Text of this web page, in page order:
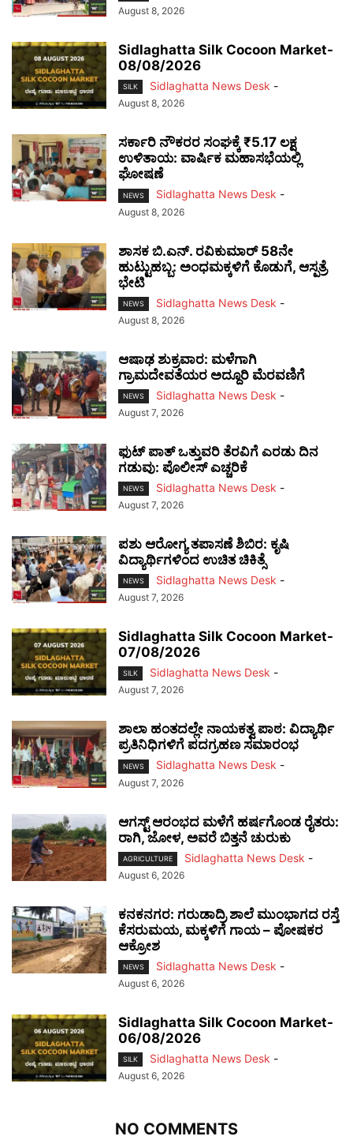
August 8, 2026
Sidlaghatta Silk Cocoon Market-
08/08/2026
SILK Sidlaghatta News Desk -
August 8, 2026
ಸರ್ಕಾರಿ ನೌಕರರ ಸಂಘಕ್ಕೆ ₹5.17 ಲಕ್ಷ
ಉಳಿತಾಯ: ವಾರ್ಷಿಕ ಮಹಾಸಭೆಯಲ್ಲಿ
ಘೋಷಣೆ
NEWS Sidlaghatta News Desk -
August 8, 2026
ಶಾಸಕ ಬಿ.ಎನ್. ರವಿಕುಮಾರ್ 58ನೇ
ಹುಟ್ಟುಹಬ್ಬ: ಅಂಧಮಕ್ಕಳಿಗೆ ಕೊಡುಗೆ, ಆಸ್ಪತ್ರೆ
ಭೇಟಿ
NEWS Sidlaghatta News Desk -
August 8, 2026
ಆಷಾಢ ಶುಕ್ರವಾರ: ಮಳೆಗಾಗಿ
ಗ್ರಾಮದೇವತೆಯರ ಅದ್ದೂರಿ ಮೆರವಣಿಗೆ
NEWS Sidlaghatta News Desk -
August 7, 2026
ಫುಟ್‌ ಪಾತ್ ಒತ್ತುವರಿ ತೆರವಿಗೆ ಎರಡು ದಿನ
ಗಡುವು: ಪೊಲೀಸ್ ಎಚ್ಚರಿಕೆ
NEWS Sidlaghatta News Desk -
August 7, 2026
ಪಶು ಆರೋಗ್ಯ ತಪಾಸಣೆ ಶಿಬಿರ: ಕೃಷಿ
ವಿದ್ಯಾರ್ಥಿಗಳಿಂದ ಉಚಿತ ಚಿಕಿತ್ಸೆ
NEWS Sidlaghatta News Desk -
August 7, 2026
Sidlaghatta Silk Cocoon Market-
07/08/2026
SILK Sidlaghatta News Desk -
August 7, 2026
ಶಾಲಾ ಹಂತದಲ್ಲೇ ನಾಯಕತ್ವ ಪಾಠ: ವಿದ್ಯಾರ್ಥಿ
ಪ್ರತಿನಿಧಿಗಳಿಗೆ ಪದಗ್ರಹಣ ಸಮಾರಂಭ
NEWS Sidlaghatta News Desk -
August 7, 2026
ಆಗಸ್ಟ್ ಆರಂಭದ ಮಳೆಗೆ ಹರ್ಷಗೊಂಡ ರೈತರು:
ರಾಗಿ, ಜೋಳ, ಅವರೆ ಬಿತ್ತನೆ ಚುರುಕು
AGRICULTURE Sidlaghatta News Desk -
August 6, 2026
ಕನಕನಗರ: ಗರುಡಾದ್ರಿ ಶಾಲೆ ಮುಂಭಾಗದ ರಸ್ತೆ
ಕೆಸರುಮಯ, ಮಕ್ಕಳಿಗೆ ಗಾಯ – ಪೋಷಕರ
ಆಕ್ರೋಶ
NEWS Sidlaghatta News Desk -
August 6, 2026
Sidlaghatta Silk Cocoon Market-
06/08/2026
SILK Sidlaghatta News Desk -
August 6, 2026
NO COMMENTS